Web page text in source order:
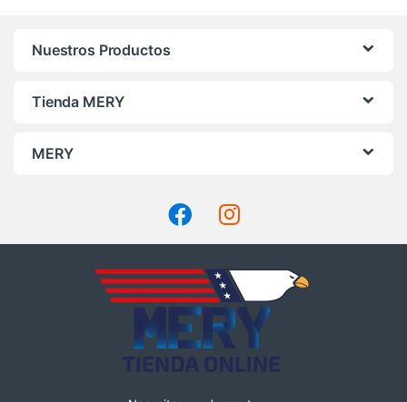
Nuestros Productos
Tienda MERY
MERY